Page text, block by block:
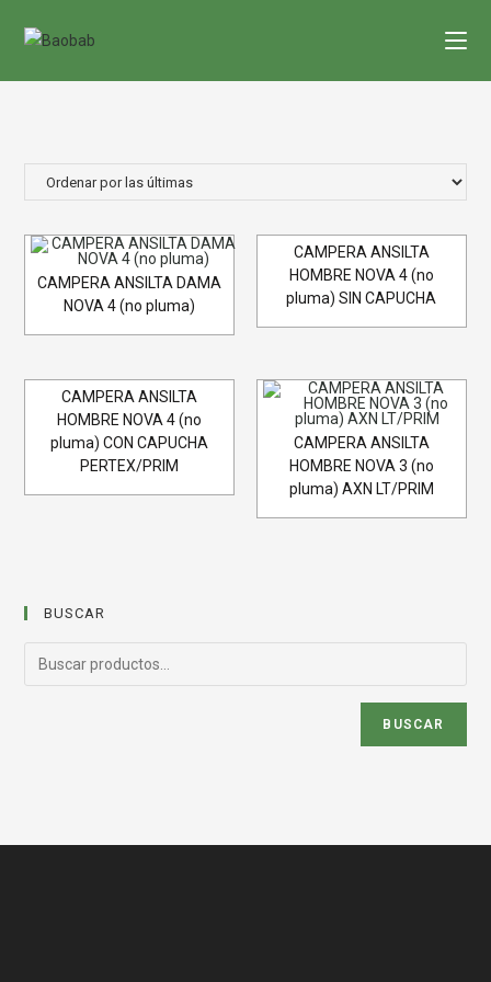
CAMPERA ANSILTA DAMA
NOVA 4 (no pluma)
CAMPERA ANSILTA
HOMBRE NOVA 4 (no
pluma) SIN CAPUCHA
CAMPERA ANSILTA
HOMBRE NOVA 4 (no
pluma) CON CAPUCHA
PERTEX/PRIM
CAMPERA ANSILTA
HOMBRE NOVA 3 (no
pluma) AXN LT/PRIM
BUSCAR
BUSCAR